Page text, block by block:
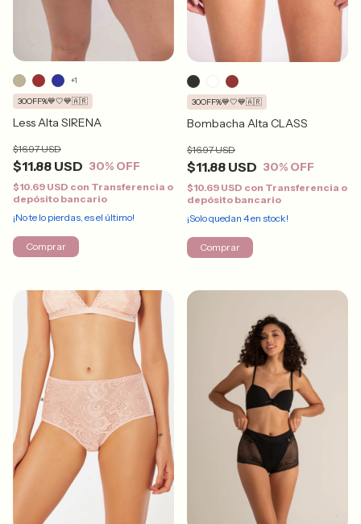
Less Alta SIRENA
$11.88 USD
$16.97 USD
30% OFF
30OFF%💙🤍💙🇦🇷
$10.69 USD con Transferencia o
depósito bancario
¡No te lo pierdas, es el último!
+1
Comprar
Bombacha Alta CLASS
$11.88 USD
$16.97 USD
30% OFF
30OFF%💙🤍💙🇦🇷
$10.69 USD con Transferencia o
depósito bancario
¡Solo quedan 4en stock!
Comprar